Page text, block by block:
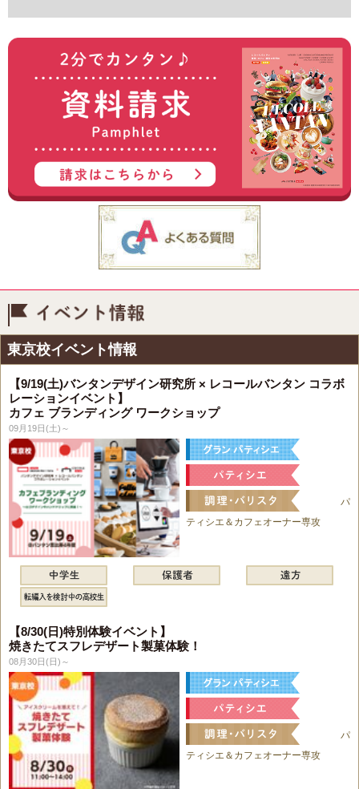
東京校イベント情報
【9/19(土)バンタンデザイン研究所 × レコールバンタン コラボ
レーションイベント】
カフェ ブランディング ワークショップ
09月19日(土)～
パ
ティシエ＆カフェオーナー専攻
【8/30(日)特別体験イベント】
焼きたてスフレデザート製菓体験！
08月30日(日)～
パ
ティシエ＆カフェオーナー専攻